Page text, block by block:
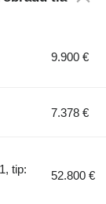
9.900 €
7.378 €
tip:
52.800 €